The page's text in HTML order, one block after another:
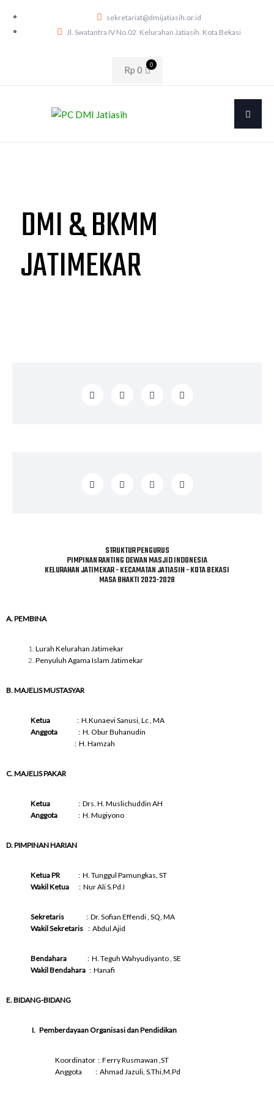
sekretariat@dmijatiasih.or.id
Jl. Swatantra IV No.02. Kelurahan Jatiasih. Kota Bekasi
Rp 0 0
DMI & BKMM
JATIMEKAR
STRUKTUR PENGURUS
PIMPINAN RANTING DEWAN MASJID INDONESIA
KELURAHAN JATIMEKAR - KECAMATAN JATIASIH - KOTA BEKASI
MASA BHAKTI 2023-2028
A. PEMBINA
Lurah Kelurahan Jatimekar
Penyuluh Agama Islam Jatimekar
B. MAJELIS MUSTASYAR
Ketua : H.Kunaevi Sanusi, Lc , MA
Anggota : H. Obur Buhanudin
: H. Hamzah
C. MAJELIS PAKAR
Ketua : Drs. H. Muslichuddin AH
Anggota : H. Mugiyono
D. PIMPINAN HARIAN
Ketua PR: H. Tunggul Pamungkas, ST
Wakil Ketua
: Nur Ali S.Pd.I
Sekretaris : Dr. Sofian Effendi , SQ, MA
Wakil Sekretaris : Abdul Ajid
Bendahara : H. Teguh Wahyudiyanto , SE
Wakil Bendahara : Hanafi
E. BIDANG-BIDANG
I. Pemberdayaan Organisasi dan Pendidikan
Koordinator : Ferry Rusmawan ,ST
Anggota : Ahmad Jazuli, S.Thi,M.Pd